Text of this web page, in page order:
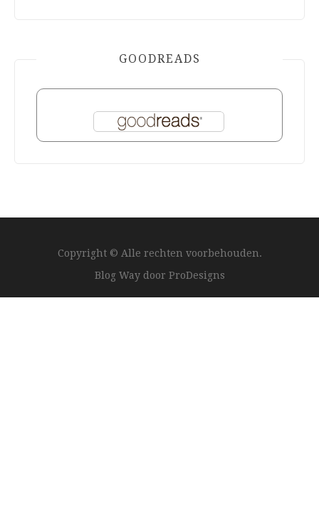
GOODREADS
Copyright © Alle rechten voorbehouden.
Blog Way door ProDesigns